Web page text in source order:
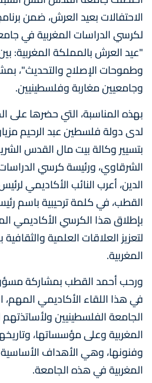
الاحتفالات بعيد العرش، ضمن
لكرسي الدراسات المغربية في
"عيد العرش بالمملكة المغربية:
وطموحات الإصلاح والتحديث"،
وجامعيين مغاربة وفلسطينيين.
بهذه المناسبة، التي حضرها
لدى دولة فلسطين عبد الرحيم
بتسيير وكالة بيت مال القدس
الشرقاوي، ورئيسة كرسي
الدين، أعرب النائب الأكاديمي
القطب، في كلمة ترحيبية باسم
بإطلاق هذا الكرسي الأكاديمي
لتعزيز العلاقات العلمية
المغربية.
ورحب أحمد القطب بمشاركة
في هذا اللقاء الأكاديمي
الجامعة الفلسطينيين
المغربية وعلى مؤسساتها،
وفنونها، وهي الأهداف
المغربية في هذه الجامعة.